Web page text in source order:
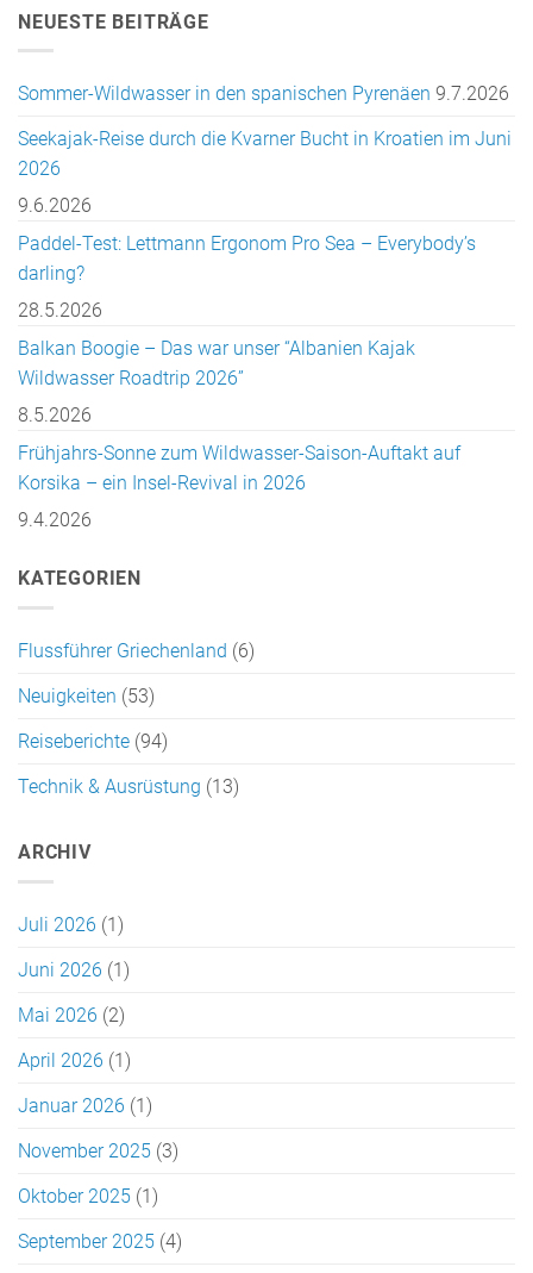
NEUESTE BEITRÄGE
Sommer-Wildwasser in den spanischen Pyrenäen 9.7.2026
Seekajak-Reise durch die Kvarner Bucht in Kroatien im Juni
2026
9.6.2026
Paddel-Test: Lettmann Ergonom Pro Sea – Everybody’s
darling?
28.5.2026
Balkan Boogie – Das war unser “Albanien Kajak
Wildwasser Roadtrip 2026”
8.5.2026
Frühjahrs-Sonne zum Wildwasser-Saison-Auftakt auf
Korsika – ein Insel-Revival in 2026
9.4.2026
KATEGORIEN
Flussführer Griechenland (6)
Neuigkeiten (53)
Reiseberichte (94)
Technik & Ausrüstung (13)
ARCHIV
Juli 2026 (1)
Juni 2026 (1)
Mai 2026 (2)
April 2026 (1)
Januar 2026 (1)
November 2025 (3)
Oktober 2025 (1)
September 2025 (4)